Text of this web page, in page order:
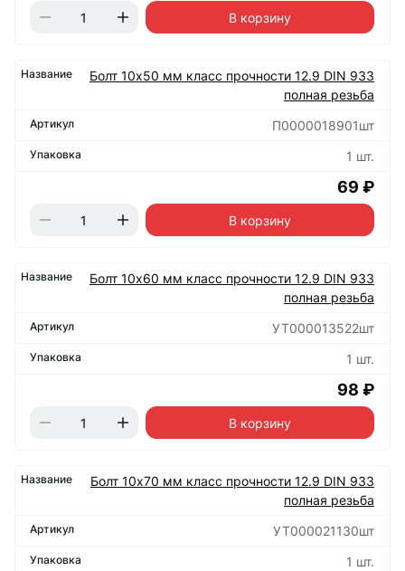
В корзину
Болт 10х50 мм класс прочности 12.9 DIN 933
полная резьба
П0000018901шт
1 шт.
69 ₽
В корзину
Болт 10х60 мм класс прочности 12.9 DIN 933
полная резьба
УТ000013522шт
1 шт.
98 ₽
В корзину
Болт 10х70 мм класс прочности 12.9 DIN 933
полная резьба
УТ000021130шт
1 шт.